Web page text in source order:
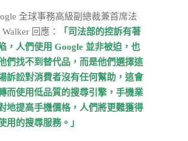
全球事務高級副總裁兼首席法
回應：
「司法部的控訴有著
，人們使用 Google 並非被迫，也
們找不到替代品，而是他們選擇這
訴訟對消費者沒有任何幫助，這會
而使用低品質的搜尋引擎，手機業
地提高手機價格，人們將更難獲得
用的搜尋服務。」